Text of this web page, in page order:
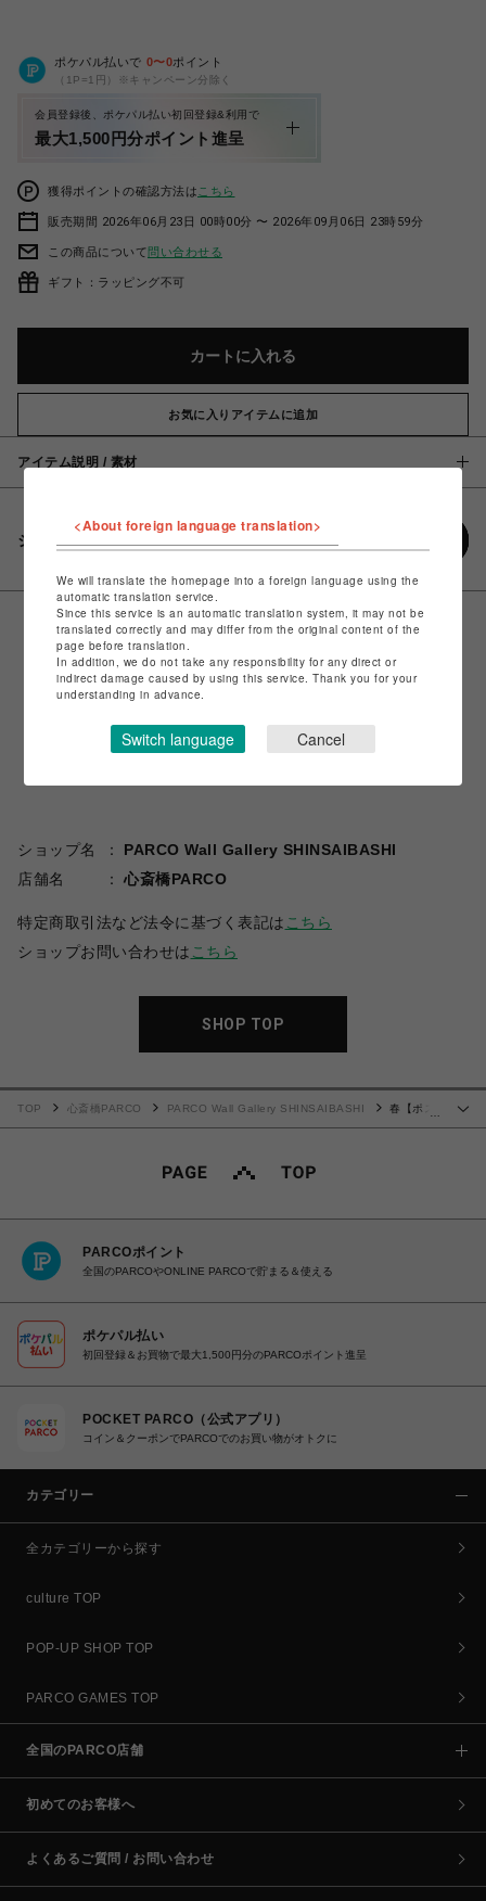
ポケパル払いで 0〜0ポイント
（1P=1円）※キャンペーン分除く
会員登録後、ポケパル払い初回登録&利用で
最大1,500円分ポイント進呈
獲得ポイントの確認方法は こちら
販売期間 2026年06月23日 00時00分 〜 2026年09月06日 23時59分
この商品について問い合わせる
ギフト：ラッピング不可
カートに入れる
お気に入りアイテムに追加
アイテム説明 / 素材
シェアする
ショップ名
PARCO Wall Gallery SHINSAIBASHI
店舗名
心斎橋PARCO
特定商取引法など法令に基づく表記は こちら
ショップお問い合わせは こちら
SHOP TOP
TOP 心斎橋PARCO PARCO Wall Gallery SHINSAIBASHI
春【ポス
PARCOポイント
全国のPARCOやONLINE PARCOで貯まる＆使える
ポケパル払い
初回登録＆お買物で最大1,500円分のPARCOポイント進呈
POCKET PARCO（公式アプリ）
コイン＆クーポンでPARCOでのお買い物がオトクに
カテゴリー
全カテゴリーから探す
culture TOP
POP-UP SHOP TOP
PARCO GAMES TOP
全国のPARCO店舗
初めてのお客様へ
よくあるご質問 / お問い合わせ
<About foreign language translation>
We will translate the homepage into a foreign language using the
automatic translation service.
Since this service is an automatic translation system, it may not be
translated correctly and may differ from the original content of the
page before translation.
In addition, we do not take any responsibility for any direct or
indirect damage caused by using this service. Thank you for your
understanding in advance.
Switch language Cancel